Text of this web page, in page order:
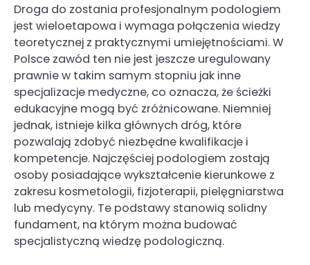
Droga do zostania profesjonalnym podologiem
jest wieloetapowa i wymaga połączenia wiedzy
teoretycznej z praktycznymi umiejętnościami. W
Polsce zawód ten nie jest jeszcze uregulowany
prawnie w takim samym stopniu jak inne
specjalizacje medyczne, co oznacza, że ścieżki
edukacyjne mogą być zróżnicowane. Niemniej
jednak, istnieje kilka głównych dróg, które
pozwalają zdobyć niezbędne kwalifikacje i
kompetencje. Najczęściej podologiem zostają
osoby posiadające wykształcenie kierunkowe z
zakresu kosmetologii, fizjoterapii, pielęgniarstwa
lub medycyny. Te podstawy stanowią solidny
fundament, na którym można budować
specjalistyczną wiedzę podologiczną.